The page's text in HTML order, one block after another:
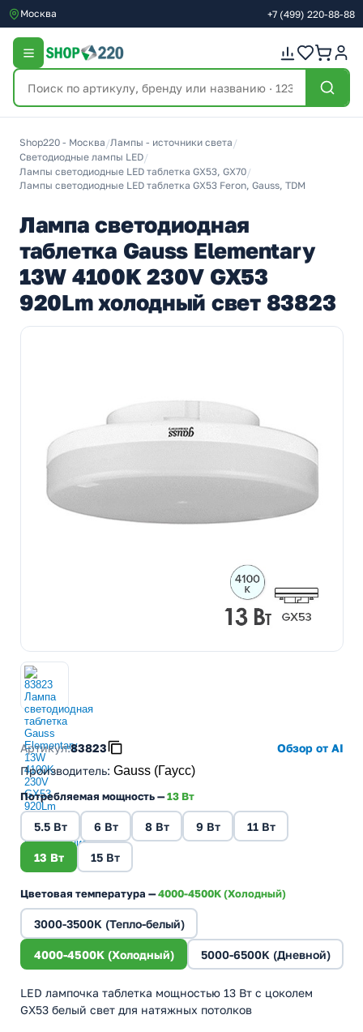
Москва +7 (499) 220-88-88
Shop220 - Москва /Лампы - источники света /
Светодиодные лампы LED/
Лампы светодиодные LED таблетка GX53, GX70/
Лампы светодиодные LED таблетка GX53 Feron, Gauss, TDM
Лампа светодиодная
таблетка Gauss Elementary
13W 4100K 230V GX53
920Lm холодный свет 83823
Артикул:83823
Обзор от AI
Производитель: Gauss (Гаусс)
Потребляемая мощность —13 Вт
5.5 Вт 6 Вт 8 Вт 9 Вт 11 Вт
13 Вт 15 Вт
Цветовая температура —4000-4500K (Холодный)
3000-3500K (Тепло-белый)
4000-4500K (Холодный) 5000-6500K (Дневной)
LED лампочка таблетка мощностью 13 Вт с цоколем
GX53 белый свет для натяжных потолков